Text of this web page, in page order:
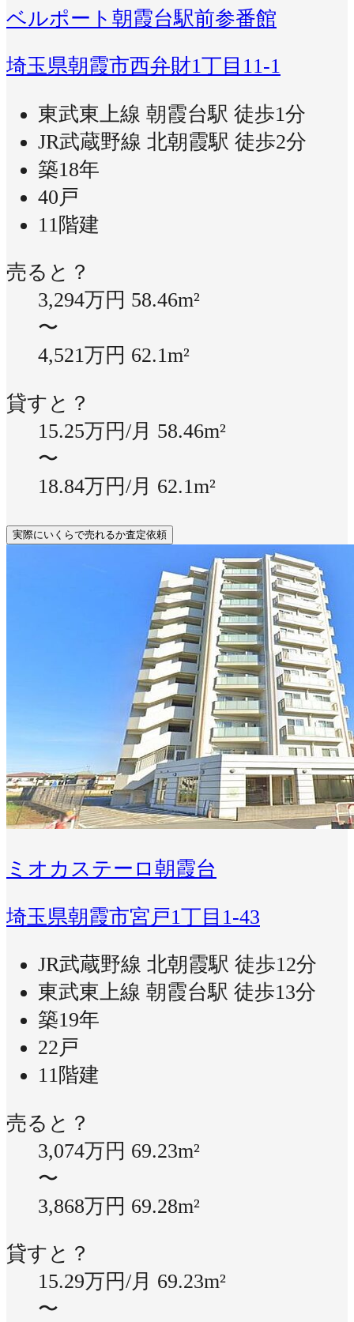
ベルポート朝霞台駅前参番館
埼玉県朝霞市西弁財1丁目11-1
東武東上線 朝霞台駅 徒歩1分
JR武蔵野線 北朝霞駅 徒歩2分
築18年
40戸
11階建
売ると？
3,294万円 58.46m²
〜
4,521万円 62.1m²
貸すと？
15.25万円/月 58.46m²
〜
18.84万円/月 62.1m²
実際にいくらで売れるか査定依頼
ミオカステーロ朝霞台
埼玉県朝霞市宮戸1丁目1-43
JR武蔵野線 北朝霞駅 徒歩12分
東武東上線 朝霞台駅 徒歩13分
築19年
22戸
11階建
売ると？
3,074万円 69.23m²
〜
3,868万円 69.28m²
貸すと？
15.29万円/月 69.23m²
〜